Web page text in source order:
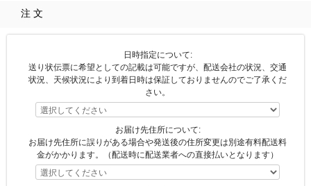
注文
日時指定について:
送り状伝票に希望としての記載は可能ですが、配送会社の状況、交通
状況、天候状況により到着日時は保証しておりませんのでご了承くだ
さい。
お届け先住所について:
お届け先住所に誤りがある場合や発送後の住所変更は別途有料配送料
金がかかります。（配送時に配送業者への直接払いとなります）